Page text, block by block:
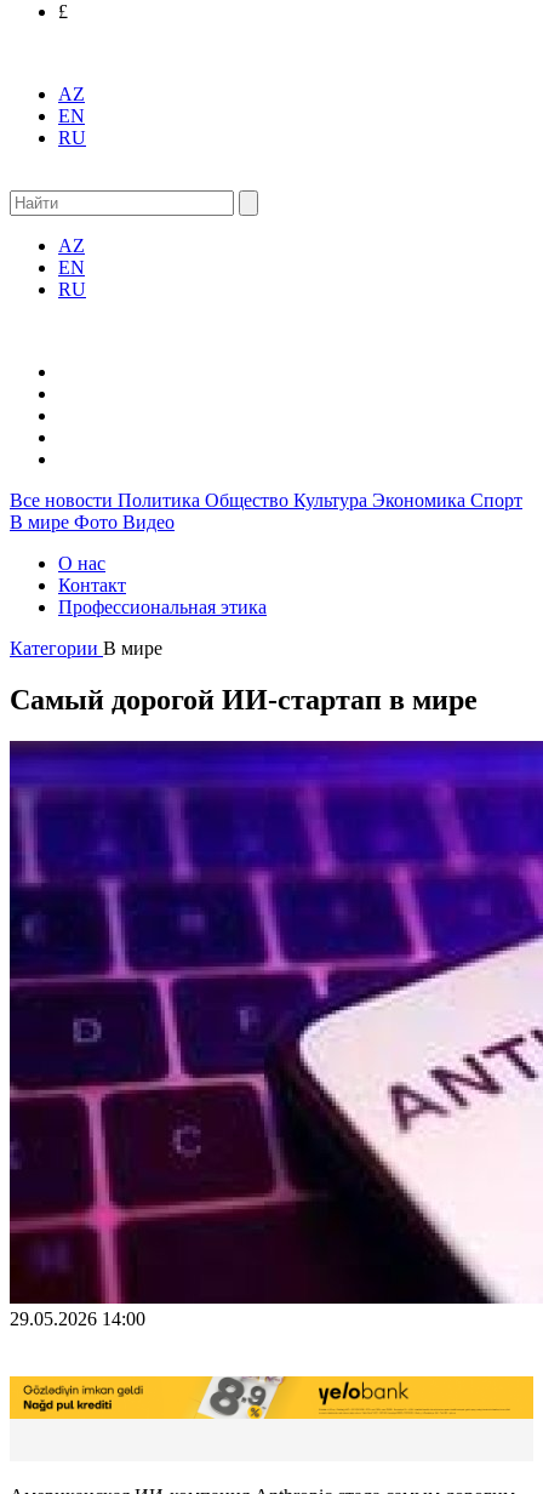
£
AZ
EN
RU
AZ
EN
RU
Все новости Политика Общество Культура Экономика Спорт
В мире Фото Видео
О нас
Контакт
Профессиональная этика
Категории В мире
Самый дорогой ИИ-стартап в мире
29.05.2026 14:00